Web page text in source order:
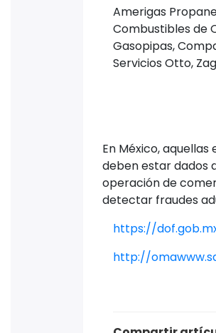
Amerigas
Combustibles de
Gasopipas,
Servicios Otto,
En México,
deben estar dados
operación de
detectar fraudes
https://
http://